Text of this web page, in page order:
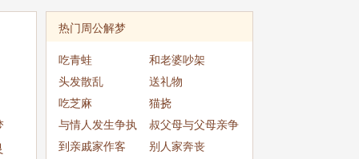
热门周公解梦
吃青蛙
和老婆吵架
头发散乱
送礼物
吃芝麻
猫挠
与情人发生争执
叔父母与父母亲争
吵
到亲戚家作客
别人家奔丧